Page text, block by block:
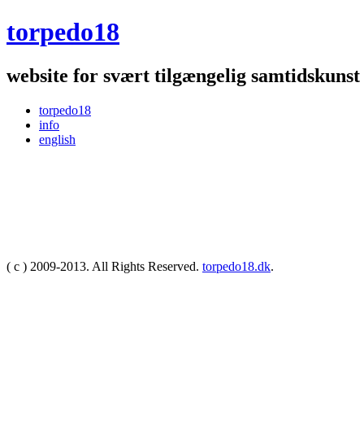
torpedo18
website for svært tilgængelig samtidskunst
torpedo18
info
english
( c ) 2009-2013. All Rights Reserved. torpedo18.dk.